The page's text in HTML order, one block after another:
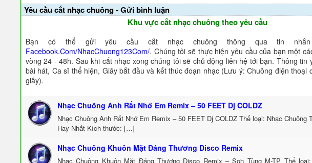
Yêu cầu cắt nhạc chuông - Gửi bình luận
Khu vực cắt nhạc chuông theo yêu cầu
Bạn có thể gửi yêu cầu cắt nhạc chuông thông qua tin nhắn
Facebook.Com/NhacChuong123Com/. Chúng tôi sẽ thực hiện yêu cầu của bạn một
vòng 24 - 48h. Sau khi cắt nhạc xong chúng tôi sẽ chủ động liên hệ tới bạn. Thông tin
bài hát, Ca sĩ thể hiện, Giây bắt đầu và kết thúc đoạn nhạc (Lưu ý: Chuông điện thoại
giây).
Nhạc Chuông Anh Rất Nhớ Em Remix – 50 FEET Dj COLDZ
Nhạc Chuông Anh Rất Nhớ Em Remix – 50 FEET Dj COLDZ Thể loại: Nhạc Chuông
Hay Nhất Kích thước: […]
Nhạc Chuông Khuôn Mặt Đáng Thương Disco Remix
Nhạc Chuông Khuôn Mặt Đáng Thương Disco Remix – Sơn Tùng M-TP Thể